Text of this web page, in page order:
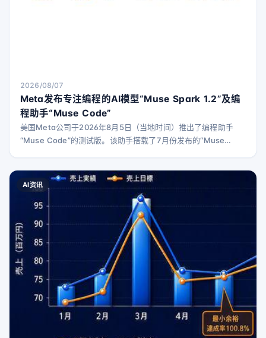
2026/08/07
Meta发布专注编程的AI模型“Muse Spark 1.2”及编
程助手“Muse Code”
美国Meta公司于2026年8月5日（当地时间）推出了编程助手
“Muse Code”的测试版。该助手搭载了7月份发布的“Muse
代理工具，能够从变更计划、代码生成到结果验证，全面处理大
型代码库中的复杂软件开发任务。它配备了多个专门的子代
AI资讯